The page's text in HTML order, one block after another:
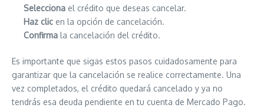
Selecciona el crédito que deseas cancelar.
Haz clic en la opción de cancelación.
Confirma la cancelación del crédito.
Es importante que sigas estos pasos cuidadosamente para
garantizar que la cancelación se realice correctamente. Una
vez completados, el crédito quedará cancelado y ya no
tendrás esa deuda pendiente en tu cuenta de Mercado Pago.